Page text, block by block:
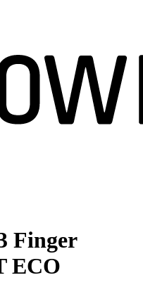
Finger
ECO